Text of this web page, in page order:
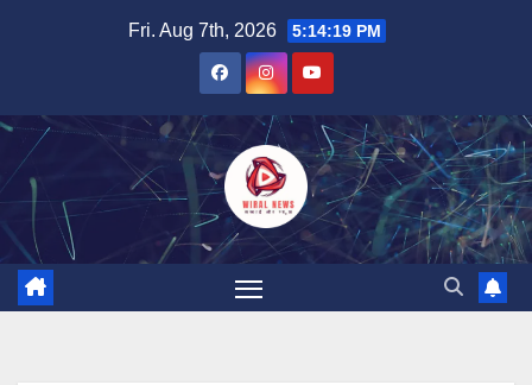
Fri. Aug 7th, 2026 5:14:20 PM